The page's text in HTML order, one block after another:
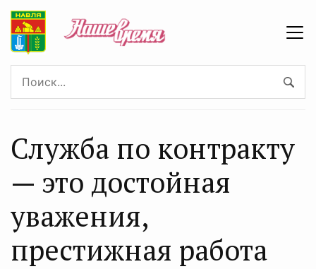
Служба по контракту
— это достойная
уважения,
престижная работа